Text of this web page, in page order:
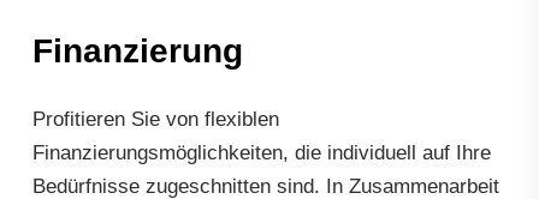
Finanzierung
Profitieren Sie von flexiblen
Finanzierungsmöglichkeiten, die individuell auf Ihre
Bedürfnisse zugeschnitten sind. In Zusammenarbeit